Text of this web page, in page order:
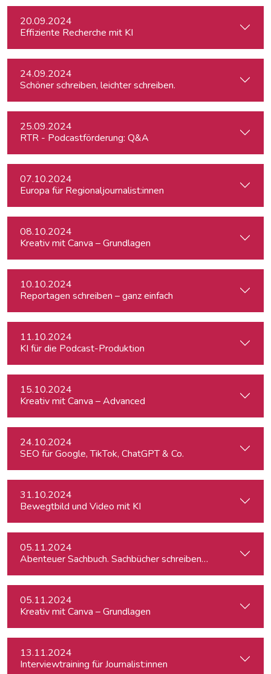
20.09.2024
Effiziente Recherche mit KI
24.09.2024
Schöner schreiben, leichter schreiben.
25.09.2024
RTR - Podcastförderung: Q&A
07.10.2024
Europa für Regionaljournalist:innen
08.10.2024
Kreativ mit Canva – Grundlagen
10.10.2024
Reportagen schreiben – ganz einfach
11.10.2024
KI für die Podcast-Produktion
15.10.2024
Kreativ mit Canva – Advanced
24.10.2024
SEO für Google, TikTok, ChatGPT & Co.
31.10.2024
Bewegtbild und Video mit KI
05.11.2024
Abenteuer Sachbuch. Sachbücher schreiben für
05.11.2024
Kreativ mit Canva – Grundlagen
13.11.2024
Interviewtraining für Journalist:innen